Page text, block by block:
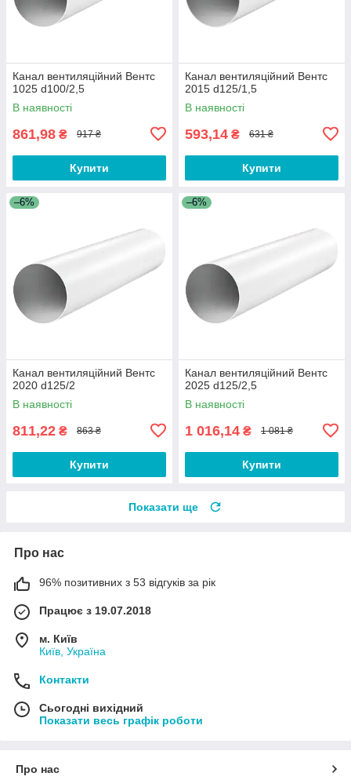
Канал вентиляційний Вентс
1025 d100/2,5
В наявності
861,98 ₴ 917 ₴
Купити
Канал вентиляційний Вентс
2015 d125/1,5
В наявності
593,14 ₴ 631 ₴
Купити
–6%
Канал вентиляційний Вентс
2020 d125/2
В наявності
811,22 ₴ 863 ₴
Купити
–6%
Канал вентиляційний Вентс
2025 d125/2,5
В наявності
1 016,14 ₴ 1 081 ₴
Купити
Показати ще
Про нас
96% позитивних з 53 відгуків за рік
Працює з 19.07.2018
м. Київ
Київ, Україна
Контакти
Сьогодні вихідний
Показати весь графік роботи
Про нас